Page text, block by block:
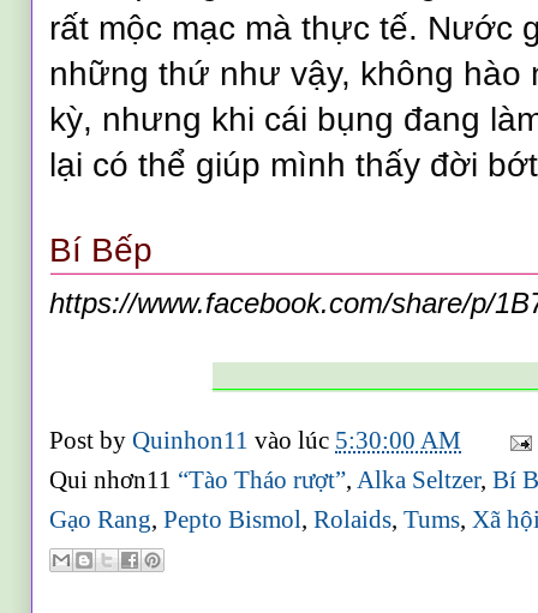
rất mộc mạc mà thực tế. Nước
những thứ như vậy, không hào
kỳ, nhưng khi cái bụng đang
lại có thể giúp mình thấy đời
Bí Bếp
https://www.facebook.com/share/p/
Post byQuinhon11vào lúc 5:30:00 AM
Qui nhơn11 “Tào Tháo rượt”,Alka Seltzer,Bí
Gạo Rang,Pepto Bismol,Rolaids,Tums,Xã